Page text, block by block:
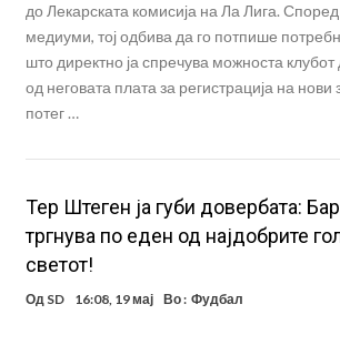
до Лекарската комисија на Ла Лига.
медиуми, тој одбива да го потпише
што директно ја спречува можноста клубот
од неговата плата за регистрација на
потег …
Teр Штеген ја губи довербата:
тргнува по еден од најдобрите
светот!
Од SD 16:08, 19 мај Во : Фудбал